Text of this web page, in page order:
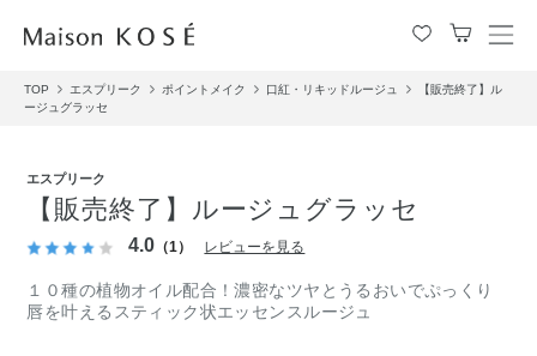
メ
ュ
TOP エスプリーク ポイントメイク 口紅・リキッドルージュ
【販売終了】ル
ージュグラッセ
エスプリーク
【販売終了】ルージュグラッセ
4.0 （1） レビューを見る
１０種の植物オイル配合！濃密なツヤとうるおいでぷっくり
唇を叶えるスティック状エッセンスルージュ